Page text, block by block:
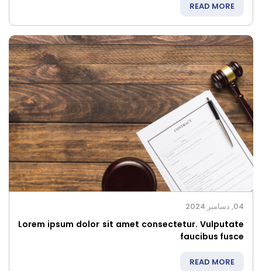
READ MORE
04, دسامبر 2024
Lorem ipsum dolor sit amet consectetur. Vulputate
faucibus fusce
READ MORE